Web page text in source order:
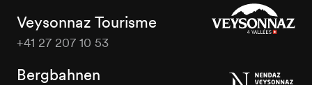
Veysonnaz Tourisme
+41 27 207 10 53
Bergbahnen